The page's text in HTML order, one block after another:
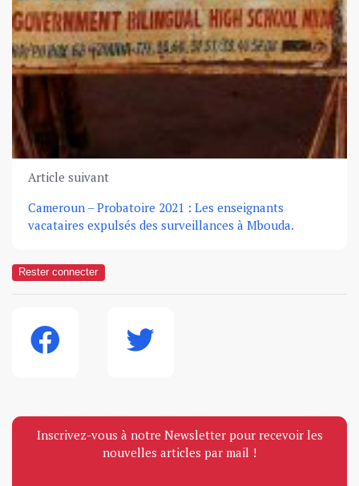
Article suivant
Cameroun – Probatoire 2021 : Les enseignants
vacataires expulsés des surveillances à Mbouda.
Rester connecter
Inscrivez-vous à notre Newsletter pour recevoir les
nouvelles articles par mail !